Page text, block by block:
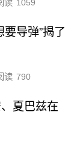
读 1059
导弹”揭了
读 790
夏巴兹在